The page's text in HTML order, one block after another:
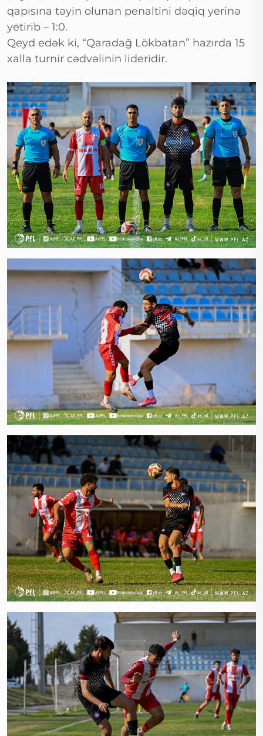
qapısına təyin olunan penaltini dəqiq yerinə
yetirib – 1:0.
Qeyd edək ki, “Qaradağ Lökbatan” hazırda 15
xalla turnir cədvəlinin lideridir.